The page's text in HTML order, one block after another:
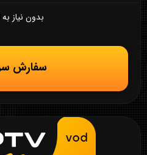
بدون نیاز به V-P-N
سفارش